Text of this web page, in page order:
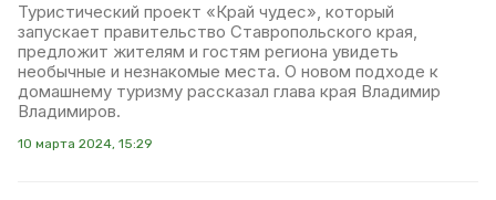
Туристический проект «Край чудес», который
запускает правительство Ставропольского края,
предложит жителям и гостям региона увидеть
необычные и незнакомые места. О новом подходе к
домашнему туризму рассказал глава края Владимир
Владимиров.
10 марта 2024, 15:29